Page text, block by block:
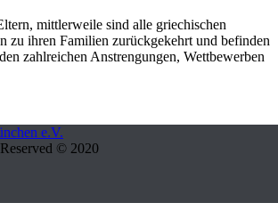
mittlerweile sind alle griechischen
zu ihren Familien zurückgekehrt und befinden
zahlreichen Anstrengungen, Wettbewerben
© 2020